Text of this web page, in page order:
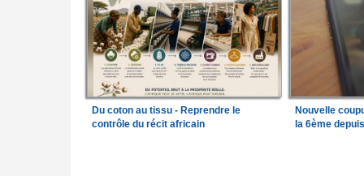
Du coton au tissu - Reprendre le
contrôle du récit africain
Nouvelle
la 6ème